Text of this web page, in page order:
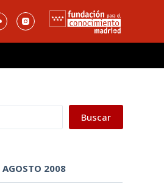
Buscar
AGOSTO 2008